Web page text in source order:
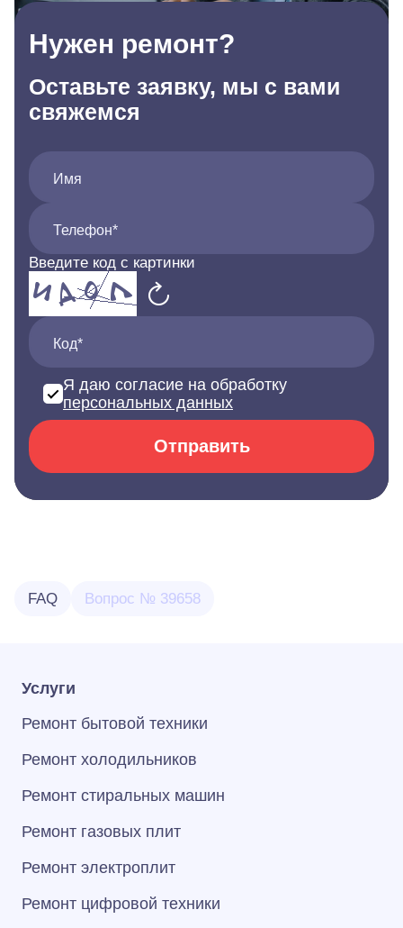
Нужен ремонт?
Оставьте заявку, мы с вами
свяжемся
Имя
Телефон*
Введите код с картинки
Код*
Я даю согласие на обработку
персональных данных
Отправить
FAQ Вопрос № 39658
Услуги
Ремонт бытовой техники
Ремонт холодильников
Ремонт стиральных машин
Ремонт газовых плит
Ремонт электроплит
Ремонт цифровой техники